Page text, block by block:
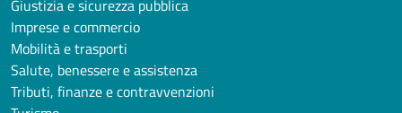
Giustizia e sicurezza pubblica
Imprese e commercio
Mobilità e trasporti
Salute, benessere e assistenza
Tributi, finanze e contravvenzioni